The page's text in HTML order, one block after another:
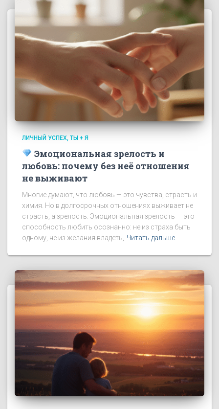
ЛИЧНЫЙ УСПЕХ ТЫ + Я
Эмоциональная зрелость и
любовь: почему без неё отношения
не выживают
Многие думают, что любовь — это чувства, страсть и
химия. Но в долгосрочных отношениях выживает не
страсть, а зрелость. Эмоциональная зрелость — это
способность любить осознанно: не из страха быть
одному, не из желания владеть,
Читать дальше